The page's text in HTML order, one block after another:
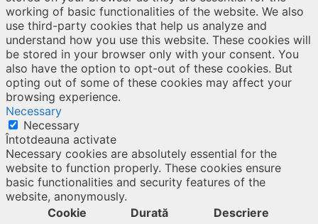
working of basic functionalities of the website. We also
use third-party cookies that help us analyze and
understand how you use this website. These cookies will
be stored in your browser only with your consent. You
also have the option to opt-out of these cookies. But
opting out of some of these cookies may affect your
browsing experience.
Necessary
Necessary
Întotdeauna activate
Necessary cookies are absolutely essential for the
website to function properly. These cookies ensure
basic functionalities and security features of the
website, anonymously.
Cookie
Durată
Descriere